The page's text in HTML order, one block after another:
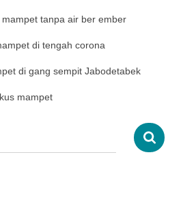
tanpa air ber ember
di tengah corona
di gang sempit Jabodetabek
mampet